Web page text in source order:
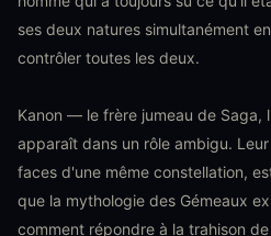
ses deux natures simultanément
contrôler toutes les deux.
Kanon — le frère jumeau de Saga,
apparaît dans un rôle ambigu.
faces d'une même constellation,
que la mythologie des Gémeaux
comment répondre à la trahison